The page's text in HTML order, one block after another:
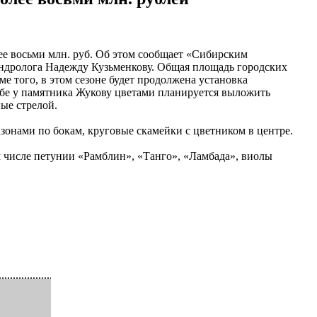
восьми млн. руб. Об этом сообщает «Сибирским
Надежду Кузьменкову. Общая площадь городских
в этом сезоне будет продолжена установка
у памятника Жукову цветами планируется выложить
стрелой.
по бокам, круговые скамейки с цветником в центре.
числе петунии «Рамблин», «Танго», «Ламбада», виолы